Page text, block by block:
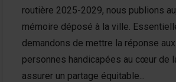
routière 2025-2029, nous publions
mémoire déposé à la ville.
demandons de mettre la réponse
personnes handicapées au cœur de
assurer un partage équitable...